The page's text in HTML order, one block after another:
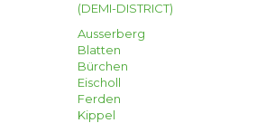
(DEMI-DISTRICT)
Ausserberg
Blatten
Bürchen
Eischoll
Ferden
Kippel